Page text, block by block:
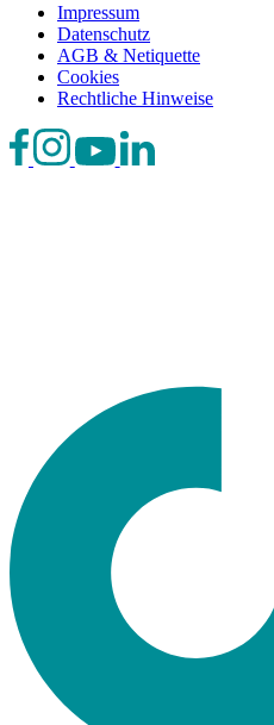
Impressum
Datenschutz
AGB & Netiquette
Cookies
Rechtliche Hinweise